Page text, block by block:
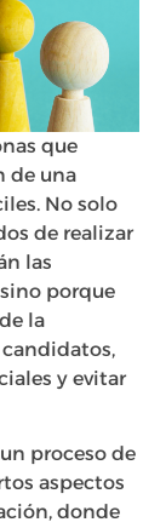
que
de una
No solo
de realizar
las
porque
la
y evitar
proceso de
aspectos
donde